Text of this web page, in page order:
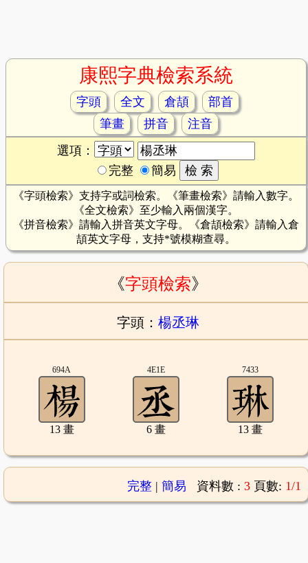
康熙字典檢索系統
字頭 全文 倉頡
部首
筆畫
拼音
注音
選項：
完整
簡易
《字頭檢索》支持字或詞檢索。《筆畫檢索》請輸入數字。
《全文檢索》至少輸入兩個漢字。
《拼音檢索》請輸入拼音英文字母。《倉頡檢索》請輸入倉
頡英文字母，支持*號模糊查尋。
《字頭檢索》
字頭： 楊丞琳
694A
13 畫
4E1E
6 畫
7433
13 畫
完整| 簡易 資料數 : 3 頁數: 1/1